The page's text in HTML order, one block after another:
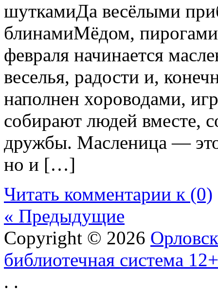
шуткамиДа весёлыми
блинамиМёдом,
февраля начинается
веселья, радости и,
наполнен хороводами,
собирают людей вместе,
дружбы. Масленица —
но и […]
Читать комментарии к (0)
« Предыдущие
Copyright © 2026
библиотечная система 12+
. .